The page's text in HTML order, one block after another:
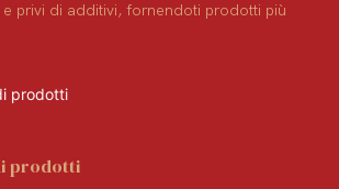
privi di additivi, fornendoti prodotti più
prodotti